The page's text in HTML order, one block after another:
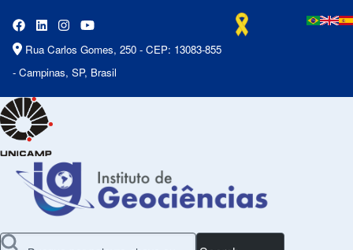
Rua Carlos Gomes, 250 - CEP: 13083-855
- Campinas, SP, Brasil
Search